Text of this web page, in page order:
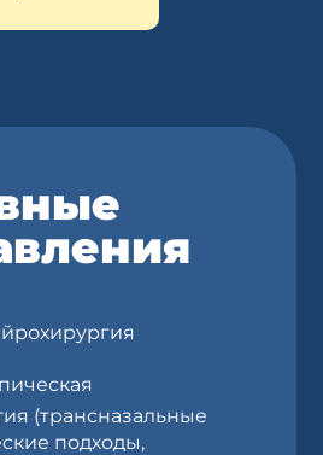
(трансназальные
подходы,